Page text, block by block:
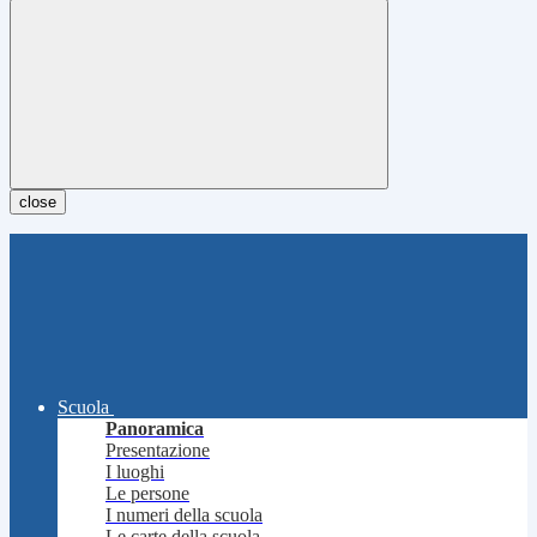
close
Scuola
Panoramica
Presentazione
I luoghi
Le persone
I numeri della scuola